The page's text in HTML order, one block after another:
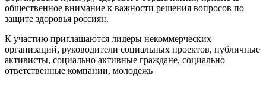
общественное внимание к важности решения вопросов по
защите здоровья россиян.
К участию приглашаются лидеры некоммерческих
организаций, руководители социальных проектов, публичные
активисты, социально активные граждане, социально
ответственные компании, молодежь